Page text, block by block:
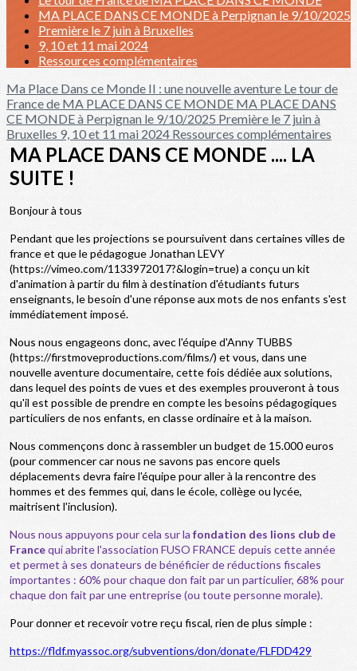
MA PLACE DANS CE MONDE à Perpignan le 9/10/2025
Première le 7 juin à Bruxelles
9, 10 et 11 mai 2024
Ressources complémentaires
Ma Place Dans ce Monde II : une nouvelle aventure Le tour de
France de MA PLACE DANS CE MONDE MA PLACE DANS
CE MONDE à Perpignan le 9/10/2025 Première le 7 juin à
Bruxelles 9, 10 et 11 mai 2024 Ressources complémentaires
MA PLACE DANS CE MONDE .... LA
SUITE !
Bonjour à tous
Pendant que les projections se poursuivent dans certaines villes de
france et que le pédagogue Jonathan LEVY
(https://vimeo.com/1133972017?&login=true) a conçu un kit
d'animation à partir du film à destination d'étudiants futurs
enseignants, le besoin d'une réponse aux mots de nos enfants s'est
immédiatement imposé.
Nous nous engageons donc, avec l'équipe d'Anny TUBBS
(https://firstmoveproductions.com/films/) et vous, dans une
nouvelle aventure documentaire, cette fois dédiée aux solutions,
dans lequel des points de vues et des exemples prouveront à tous
qu'il est possible de prendre en compte les besoins pédagogiques
particuliers de nos enfants, en classe ordinaire et à la maison.
Nous commençons donc à rassembler un budget de 15.000 euros
(pour commencer car nous ne savons pas encore quels
déplacements devra faire l'équipe pour aller à la rencontre des
hommes et des femmes qui, dans le école, collège ou lycée,
maitrisent l'inclusion).
Nous nous appuyons pour cela sur la fondation des lions club de
Francequi abrite l'association FUSO FRANCE depuis cette année
et permet à ses donateurs de bénéficier de réductions fiscales
importantes : 60% pour chaque don fait par un particulier, 68% pour
chaque don fait par une entreprise (ou toute personne morale).
Pour donner et recevoir votre reçu fiscal, rien de plus simple :
https://fldf.myassoc.org/subventions/don/donate/FLFDD429